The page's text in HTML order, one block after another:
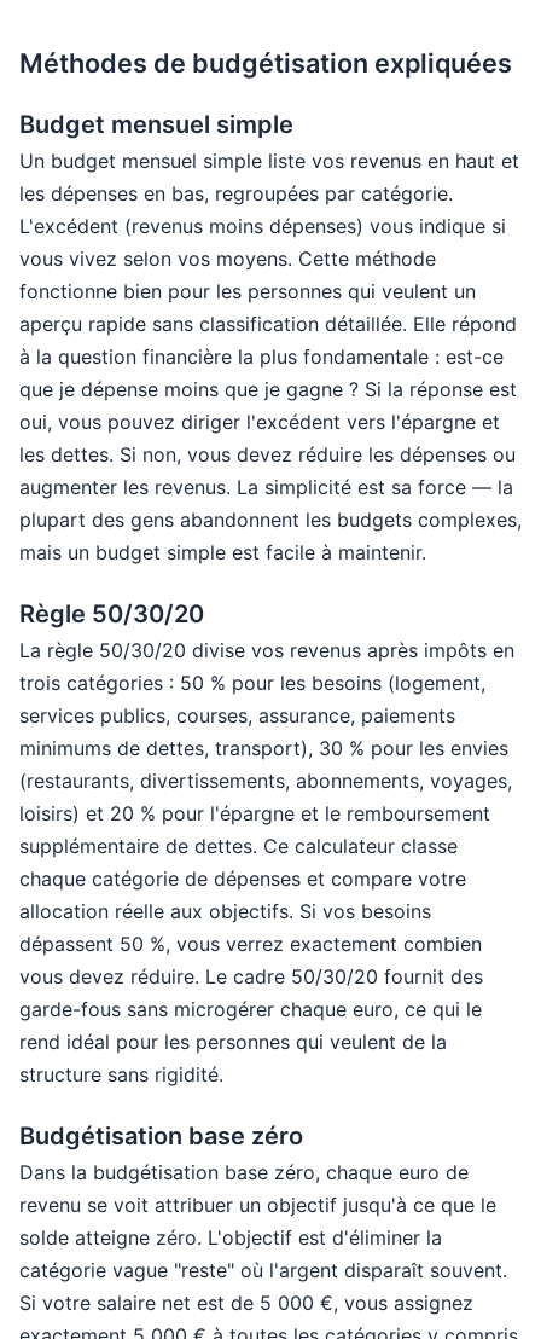
Méthodes de budgétisation expliquées
Budget mensuel simple
Un budget mensuel simple liste vos revenus en haut et
les dépenses en bas, regroupées par catégorie.
L'excédent (revenus moins dépenses) vous indique si
vous vivez selon vos moyens. Cette méthode
fonctionne bien pour les personnes qui veulent un
aperçu rapide sans classification détaillée. Elle répond
à la question financière la plus fondamentale : est-ce
que je dépense moins que je gagne ? Si la réponse est
oui, vous pouvez diriger l'excédent vers l'épargne et
les dettes. Si non, vous devez réduire les dépenses ou
augmenter les revenus. La simplicité est sa force — la
plupart des gens abandonnent les budgets complexes,
mais un budget simple est facile à maintenir.
Règle 50/30/20
La règle 50/30/20 divise vos revenus après impôts en
trois catégories : 50 % pour les besoins (logement,
services publics, courses, assurance, paiements
minimums de dettes, transport), 30 % pour les envies
(restaurants, divertissements, abonnements, voyages,
loisirs) et 20 % pour l'épargne et le remboursement
supplémentaire de dettes. Ce calculateur classe
chaque catégorie de dépenses et compare votre
allocation réelle aux objectifs. Si vos besoins
dépassent 50 %, vous verrez exactement combien
vous devez réduire. Le cadre 50/30/20 fournit des
garde-fous sans microgérer chaque euro, ce qui le
rend idéal pour les personnes qui veulent de la
structure sans rigidité.
Budgétisation base zéro
Dans la budgétisation base zéro, chaque euro de
revenu se voit attribuer un objectif jusqu'à ce que le
solde atteigne zéro. L'objectif est d'éliminer la
catégorie vague "reste" où l'argent disparaît souvent.
Si votre salaire net est de 5 000 €, vous assignez